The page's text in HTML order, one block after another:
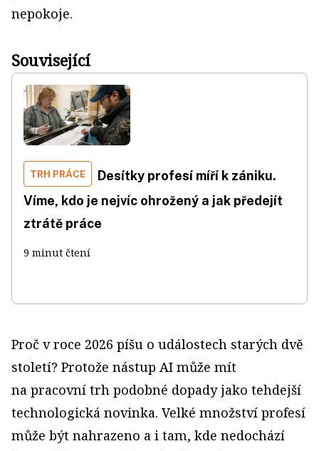
nepokoje.
Související
TRH PRÁCE
Desítky profesí míří k zániku.
Víme, kdo je nejvíc ohrožený a jak předejít
ztrátě práce
9 minut čtení
Proč v roce 2026 píšu o událostech starých dvě
století? Protože nástup AI může mít
na pracovní trh podobné dopady jako tehdejší
technologická novinka. Velké množství profesí
může být nahrazeno a i tam, kde nedochází